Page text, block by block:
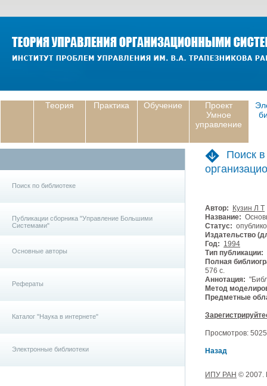
Теория Практика Обучение
Проект
Умное
управление
Поиск по библиотеке
Публикации сборника "Управление Большими
Системами"
Основные авторы
Рефераты
Каталог "Наука в интернете"
Электронные библиотеки
Поиск
Автор:
Кузин Л Т
Название:
Статус:
Издательство
Год: 1994
Тип публикации:
Полная
576 с.
Аннотация:
Метод
Предметные
Просмотров:
Назад
ИПУ РАН © 2007.